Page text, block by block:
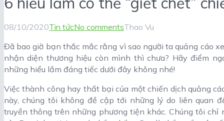
08/10/2020Tin tứcNo commentsThao Vu
Đã bao giờ bạn thắc mắc rằng vì sao người ta quảng cáo
nhận diện thương hiệu còn mình thì chưa? Hãy điểm
những hiểu lầm đáng tiếc dưới đây không nhé!
Việc thành công hay thất bại của một chiến dịch quảng
này, chúng tôi không đề cập tới những lý do liên quan
truyền thông trên những phương tiện khác. Chúng tôi